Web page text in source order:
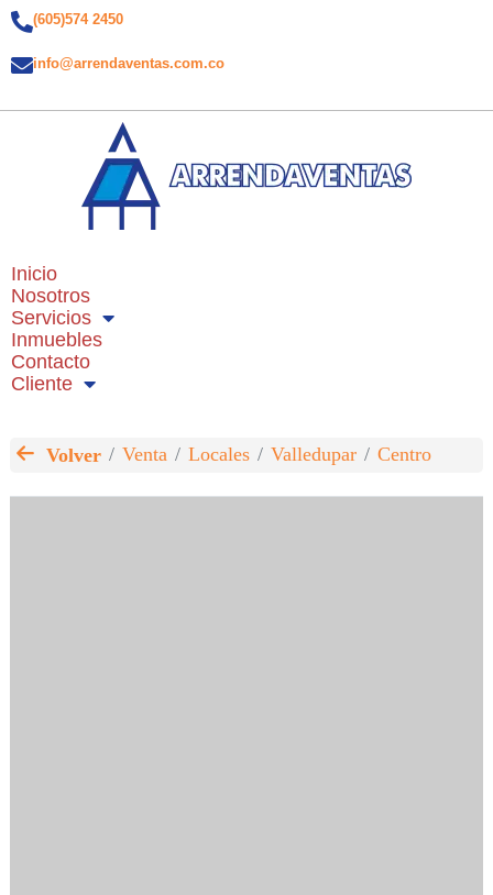
(605)574 2450
info@arrendaventas.com.co
Inicio
Nosotros
Servicios
Inmuebles
Contacto
Cliente
Volver Venta Locales Valledupar Centro